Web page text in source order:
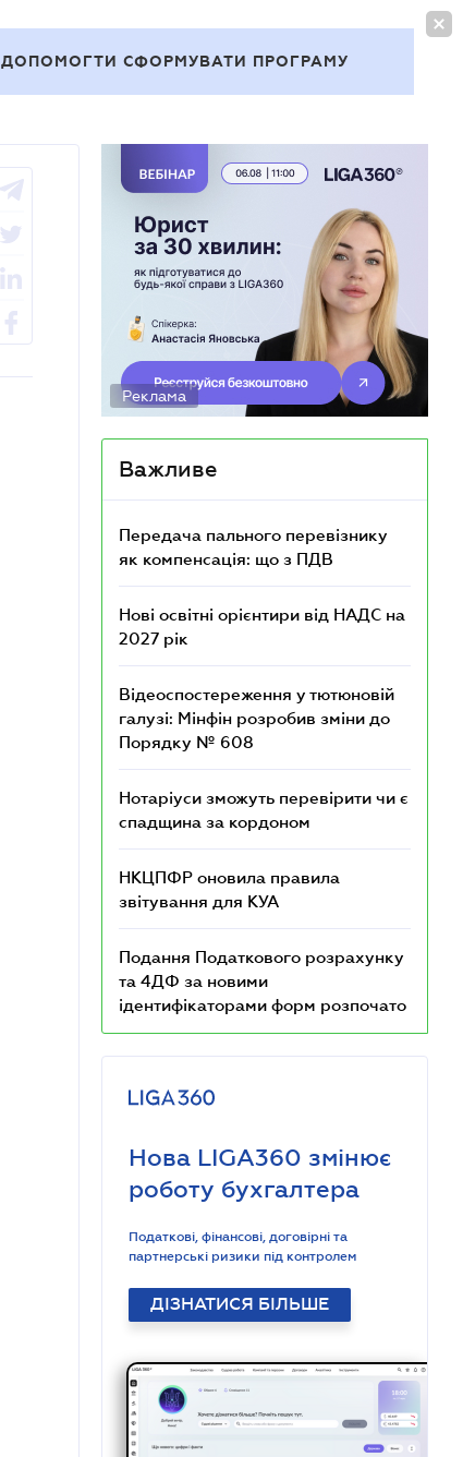
ДОПОМОГТИ СФОРМУВАТИ ПРОГРАМУ
Реклама
Важливе
Передача пального перевізнику
як компенсація: що з ПДВ
Нові освітні орієнтири від НАДС на
2027 рік
Відеоспостереження у тютюновій
галузі: Мінфін розробив зміни до
Порядку № 608
Нотаріуси зможуть перевірити чи є
спадщина за кордоном
НКЦПФР оновила правила
звітування для КУА
Подання Податкового розрахунку
та 4ДФ за новими
ідентифікаторами форм розпочато
Нова LIGA360 змінює
роботу бухгалтера
Податкові, фінансові, договірні та
партнерські ризики під контролем
ДІЗНАТИСЯ БІЛЬШЕ